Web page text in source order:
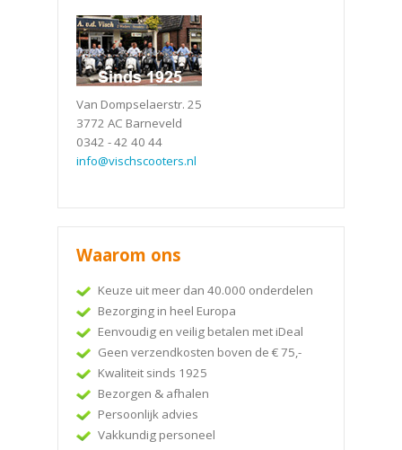
Van Dompselaerstr. 25
3772 AC Barneveld
0342 - 42 40 44
info@vischscooters.nl
Waarom ons
Keuze uit meer dan 40.000 onderdelen
Bezorging in heel Europa
Eenvoudig en veilig betalen met iDeal
Geen verzendkosten boven de € 75,-
Kwaliteit sinds 1925
Bezorgen & afhalen
Persoonlijk advies
Vakkundig personeel